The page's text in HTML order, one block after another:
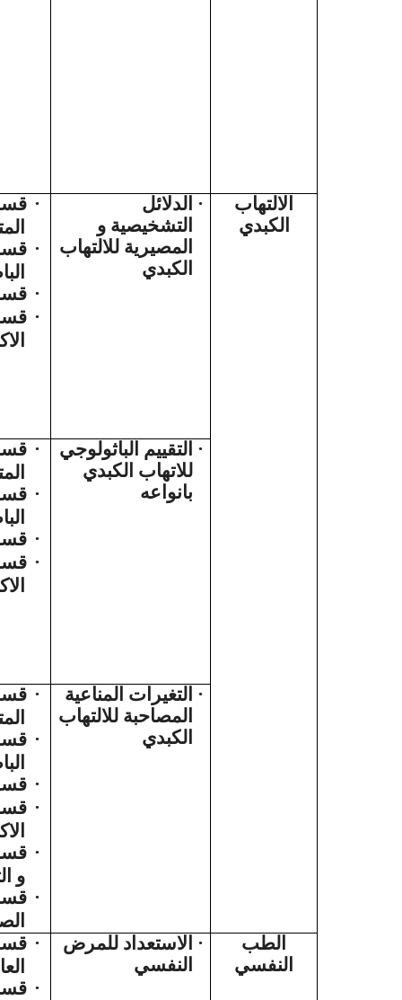
الالتهاب
الكبدي
· الدلائل
التشخيصية و
المصيرية للالتهاب
الكبدي
·
·
·
·
· التقييم الباثولوجي
للاتهاب الكبدي
بانواعه
·
·
·
·
· التغيرات المناعية
المصاحبة للالتهاب
الكبدي
·
·
·
·
·
و
·
الطب
النفسي
· الاستعداد للمرض
النفسي
·
·